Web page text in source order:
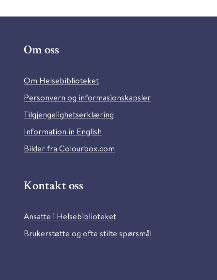
Om oss
Om Helsebiblioteket
Personvern og informasjonskapsler
Tilgjengelighetserklæring
Information in English
Bilder fra Colourbox.com
Kontakt oss
Ansatte i Helsebiblioteket
Brukerstøtte og ofte stilte spørsmål